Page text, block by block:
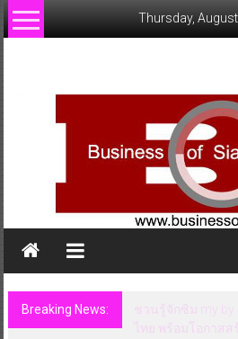
Skip
to
Thursday,
Breaking News:
ชวนรู้จักซิม my by
ไทย พร้อมโอกาส